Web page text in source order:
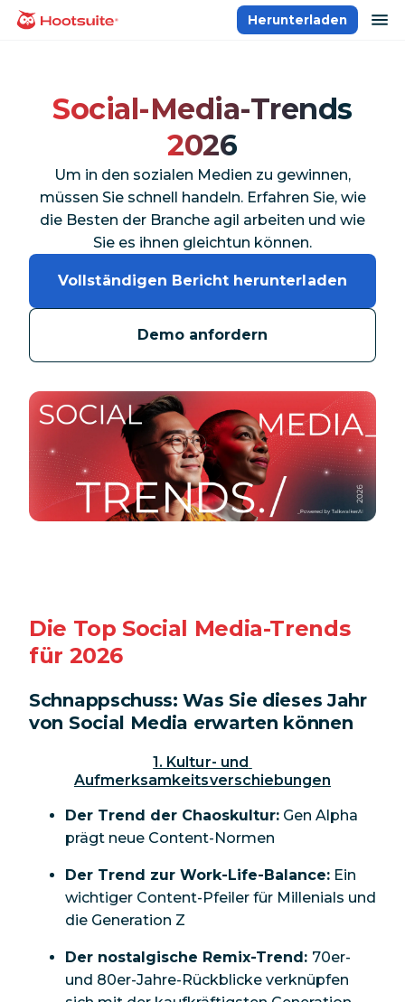
Direkt
zumHomepage
Herunterladen
Social-Media-Trends
2026
Um in den sozialen Medien zu gewinnen,
müssen Sie schnell handeln. Erfahren Sie, wie
die Besten der Branche agil arbeiten und wie
Sie es ihnen gleichtun können.
Vollständigen Bericht herunterladen
Demo anfordern
Die Top Social Media-Trends
für 2026
Schnappschuss: Was Sie dieses Jahr
von Social Media erwarten können
1. Kultur- und
Aufmerksamkeitsverschiebungen
Der Trend der Chaoskultur: Gen Alpha
prägt neue Content-Normen
Der Trend zur Work-Life-Balance: Ein
wichtiger Content-Pfeiler für Millenials und
die Generation Z
Der nostalgische Remix-Trend: 70er-
und 80er-Jahre-Rückblicke verknüpfen